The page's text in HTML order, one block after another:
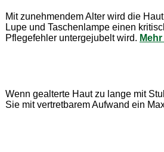
Mit zunehmendem Alter wird die
Lupe und Taschenlampe einen
Pflegefehler untergejubelt wird.
Wenn gealterte Haut zu lange mit
Sie mit vertretbarem Aufwand ein